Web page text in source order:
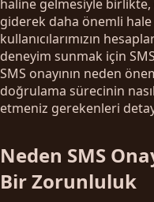
haline gelmesiyle
giderek daha önemli
kullanıcılarımızın
deneyim sunmak için
SMS onayının neden
doğrulama sürecinin
etmeniz gerekenleri
Neden SMS
Bir Zorunluluk